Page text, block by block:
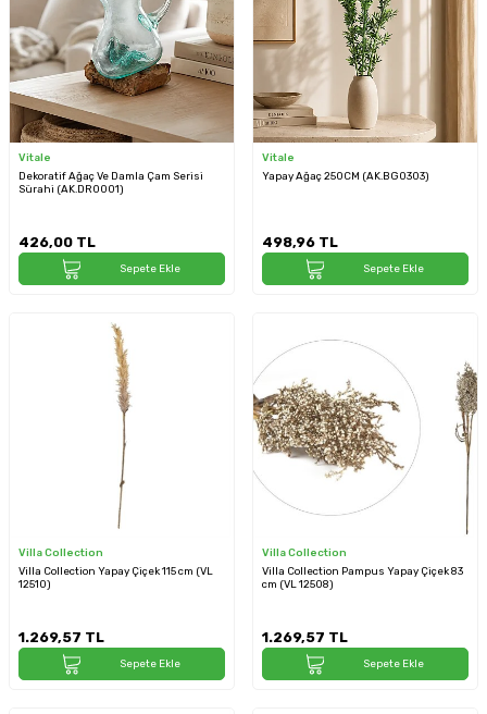
Vitale
Dekoratif Ağaç Ve Damla Çam Serisi
Sürahi (AK.DR0001)
426,00 TL
Sepete Ekle
Vitale
Yapay Ağaç 250CM (AK.BG0303)
498,96 TL
Sepete Ekle
Villa Collection
Villa Collection Yapay Çiçek 115 cm (VL
12510)
1.269,57 TL
Sepete Ekle
Villa Collection
Villa Collection Pampus Yapay Çiçek 83
cm (VL 12508)
1.269,57 TL
Sepete Ekle